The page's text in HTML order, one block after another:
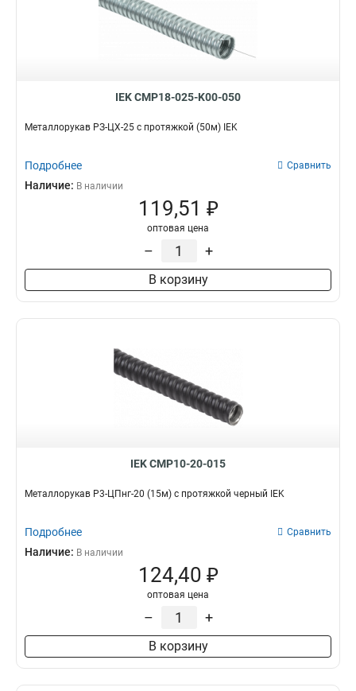
IEK CMP18-025-K00-050
Металлорукав РЗ-ЦХ-25 с протяжкой (50м) IEK
Подробнее Сравнить
Наличие: В наличии
119,51 ₽
оптовая цена
– +
В корзину
IEK CMP10-20-015
Металлорукав Р3-ЦПнг-20 (15м) с протяжкой черный IEK
Подробнее Сравнить
Наличие: В наличии
124,40 ₽
оптовая цена
– +
В корзину